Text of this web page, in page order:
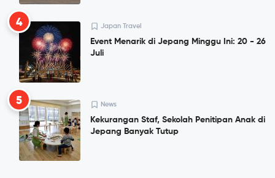
4 Japan Travel
Event Menarik di Jepang Minggu Ini: 20 - 26
Juli
5 News
Kekurangan Staf, Sekolah Penitipan Anak di
Jepang Banyak Tutup